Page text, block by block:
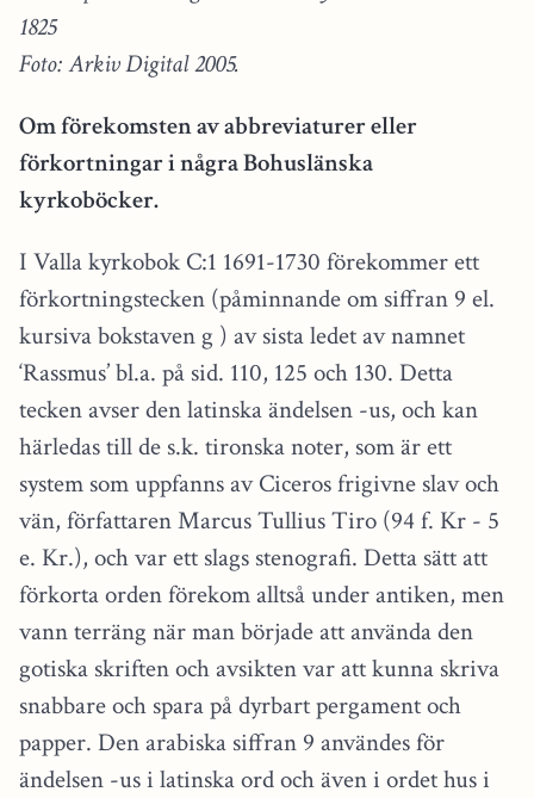
1825
Foto: Arkiv Digital 2005.
Om förekomsten av abbreviaturer eller
förkortningar i några Bohuslänska
kyrkoböcker.
I Valla kyrkobok C:1 1691-1730 förekommer ett
förkortningstecken (påminnande om siffran 9 el.
kursiva bokstaven g ) av sista ledet av namnet
‘Rassmus’ bl.a. på sid. 110, 125 och 130. Detta
tecken avser den latinska ändelsen -us, och kan
härledas till de s.k. tironska noter, som är ett
system som uppfanns av Ciceros frigivne slav och
vän, författaren Marcus Tullius Tiro (94 f. Kr - 5
e. Kr.), och var ett slags stenografi. Detta sätt att
förkorta orden förekom alltså under antiken, men
vann terräng när man började att använda den
gotiska skriften och avsikten var att kunna skriva
snabbare och spara på dyrbart pergament och
papper. Den arabiska siffran 9 användes för
ändelsen -us i latinska ord och även i ordet hus i